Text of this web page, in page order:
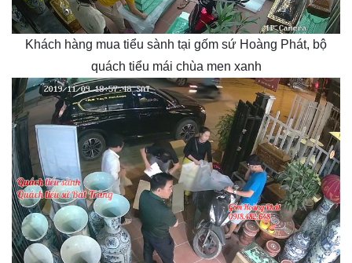
Khách hàng mua tiểu sành tại gốm sứ Hoàng Phát, bộ
quách tiểu mái chùa men xanh